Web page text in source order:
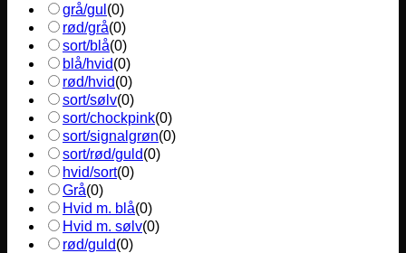
grå/gul (0)
rød/grå(0)
sort/blå(0)
blå/hvid(0)
rød/hvid(0)
sort/sølv(0)
sort/chockpink(0)
sort/signalgrøn(0)
sort/rød/guld(0)
hvid/sort(0)
Grå(0)
Hvid m. blå(0)
Hvid m. sølv(0)
rød/guld(0)